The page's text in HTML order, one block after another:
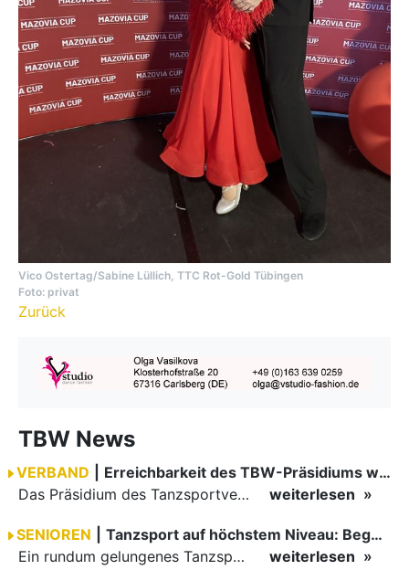
Vico Ostertag/Sabine Lüllich, TTC Rot-Gold Tübingen
Foto: privat
Zurück
TBW News
VERBAND
Erreichbarkeit des TBW-Präsidiums während der GOC 2026
Das Präsidium des Tanzsportverbandes Baden-Württemberg (TBW) ist in der Zeit vom 09.08.2026 bis einschließlich 16.08.2026 nicht erreichbar. Da alle Präsidiumsmitglieder vor Ort bei den German Open…
weiterlesen
SENIOREN
Tanzsport auf höchstem Niveau: Begeisterung bei den Turnieren in…
Ein rundum gelungenes Tanzsport-Wochenende liegt hinter den Paaren und Organisatoren in Enzklösterle. Am 1. und 2. August 2026 verwandelte sich die Festhalle wieder in einen lebendigen Mittelpunkt des…
weiterlesen